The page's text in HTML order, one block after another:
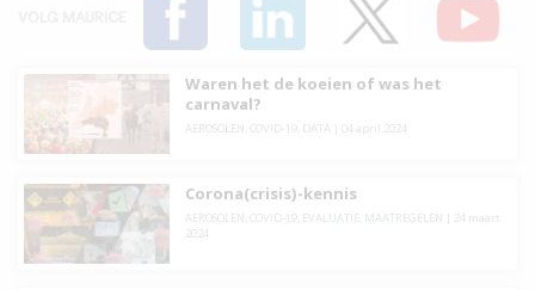
Waren het de koeien of was het
carnaval?
AEROSOLEN COVID-19, DATA 04 april 2024
Corona(crisis)-kennis
AEROSOLEN COVID-19, EVALUATIE MAATREGELEN
24 maart
2024